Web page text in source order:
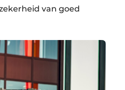
van goed